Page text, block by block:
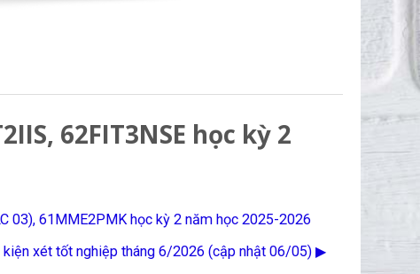
62FIT3NSE học kỳ 2
03), 61MME2PMK học kỳ 2 năm học 2025-2026
kiện xét tốt nghiệp tháng 6/2026 (cập nhật 06/05) ▶︎